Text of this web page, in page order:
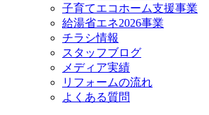
子育てエコホーム支援事業
給湯省エネ2026事業
チラシ情報
スタッフブログ
メディア実績
リフォームの流れ
よくある質問